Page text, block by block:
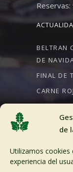
de
Utilizamos
experiencia del
BELTRAN
DE
FINAL DE
CARNE
CRÉDITOS:
Aviso